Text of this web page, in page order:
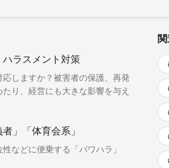
ラスメント対策
しますか？被害者の保護、再発
り、経営にも大きな影響を与え
」「体育会系」
などに便乗する「パワハラ」